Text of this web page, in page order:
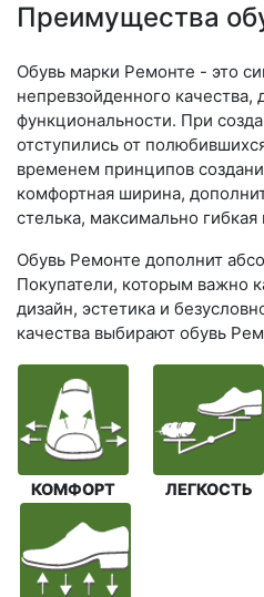
Преимущества
Обувь марки Ремонте - это
непревзойденного качества,
функциональности. При
отступились от
временем принципов
комфортная ширина,
стелька, максимально
Обувь Ремонте дополнит
Покупатели, которым важно
дизайн, эстетика и
качества выбирают обувь
КОМФОРТ ЛЕГКОСТЬ